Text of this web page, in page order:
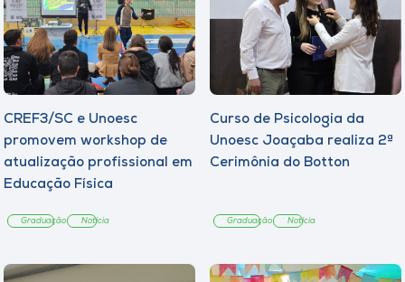
CREF3/SC e Unoesc
promovem workshop de
atualização profissional em
Educação Física
Graduação Notícia
Curso de Psicologia da
Unoesc Joaçaba realiza 2ª
Cerimônia do Botton
Graduação Notícia